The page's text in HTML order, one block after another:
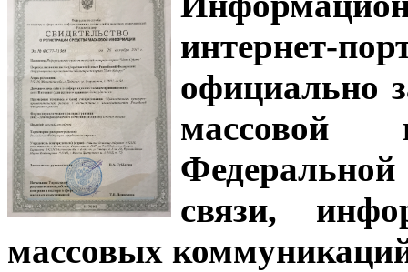
интернет-
официально
связи,
массовых